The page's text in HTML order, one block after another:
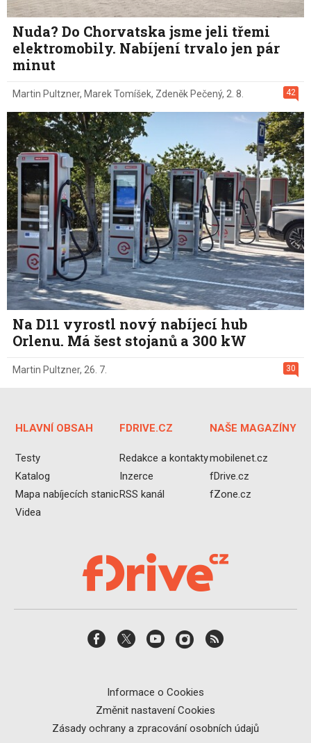
Nuda? Do Chorvatska jsme jeli třemi
elektromobily. Nabíjení trvalo jen pár
minut
42
Martin Pultzner, Marek Tomíšek, Zdeněk Pečený, 2. 8.
Na D11 vyrostl nový nabíjecí hub
Orlenu. Má šest stojanů a 300 kW
30
Martin Pultzner, 26. 7.
HLAVNÍ OBSAH
Testy
Katalog
Mapa nabíjecích stanic
Videa
FDRIVE.CZ
Redakce a kontakty
Inzerce
RSS kanál
NAŠE MAGAZÍNY
mobilenet.cz
fDrive.cz
fZone.cz
Informace o Cookies
Změnit nastavení Cookies
Zásady ochrany a zpracování osobních údajů